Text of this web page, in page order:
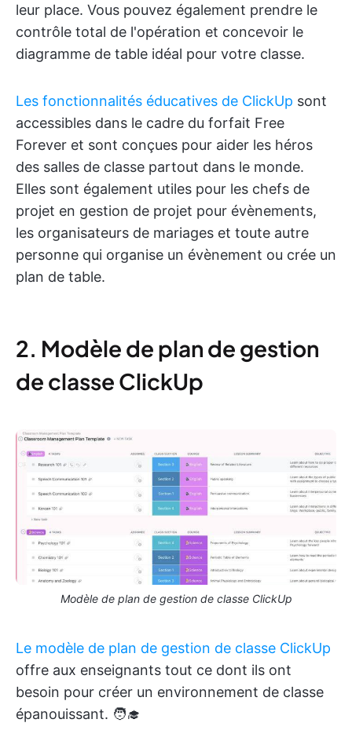
leur place. Vous pouvez également prendre le
contrôle total de l'opération et concevoir le
diagramme de table idéal pour votre classe.
Les fonctionnalités éducatives de ClickUp sont
accessibles dans le cadre du forfait Free
Forever et sont conçues pour aider les héros
des salles de classe partout dans le monde.
Elles sont également utiles pour les chefs de
projet en gestion de projet pour évènements,
les organisateurs de mariages et toute autre
personne qui organise un évènement ou crée un
plan de table.
2. Modèle de plan de gestion
de classe ClickUp
Modèle de plan de gestion de classe ClickUp
Le modèle de plan de gestion de classe ClickUp
offre aux enseignants tout ce dont ils ont
besoin pour créer un environnement de classe
épanouissant. 🧑‍🎓